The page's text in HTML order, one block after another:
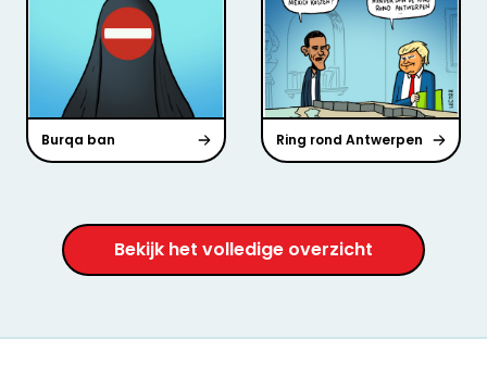
Burqa ban Ring rond Antwerpen
Bekijk het volledige overzicht